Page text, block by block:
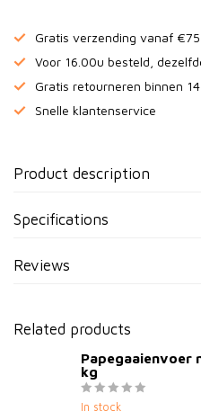
Gratis verzending vanaf
Voor 16.00u besteld,
Gratis retourneren binnen
Snelle klantenservice
Product description
Specifications
Reviews
Related products
Papegaaienvoer
kg
In stock